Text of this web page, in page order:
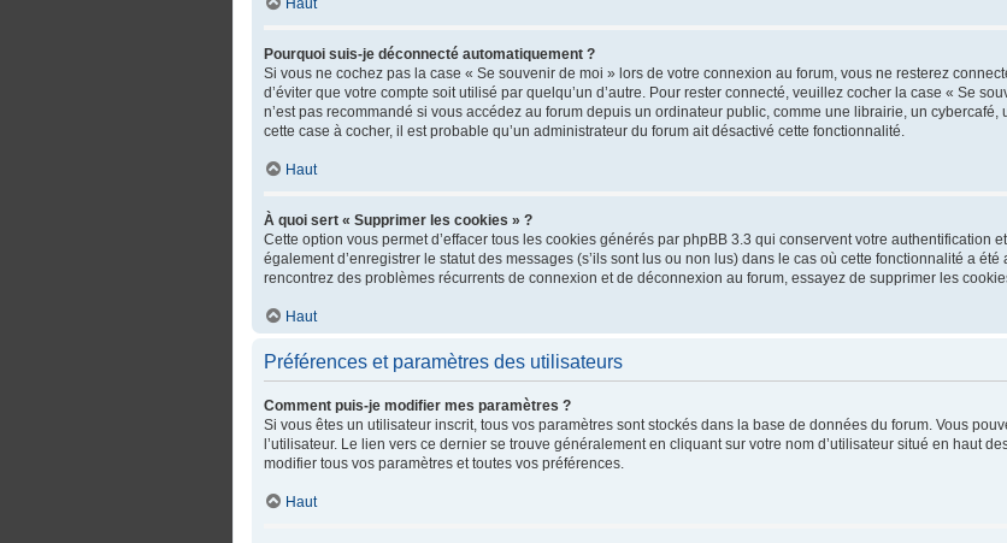
Haut
Pourquoi suis-je déconnecté automatiquement ?
Si vous ne cochez pas la case « Se souvenir de moi » lors de votre connexion au forum, vous ne resterez
d’éviter que votre compte soit utilisé par quelqu’un d’autre. Pour rester connecté, veuillez cocher la case « Se
n’est pas recommandé si vous accédez au forum depuis un ordinateur public, comme une librairie, un cybercafé,
cette case à cocher, il est probable qu’un administrateur du forum ait désactivé cette fonctionnalité.
Haut
À quoi sert « Supprimer les cookies » ?
Cette option vous permet d’effacer tous les cookies générés par phpBB 3.3 qui conservent votre authentification
également d’enregistrer le statut des messages (s’ils sont lus ou non lus) dans le cas où cette fonctionnalité a
rencontrez des problèmes récurrents de connexion et de déconnexion au forum, essayez de supprimer les
Haut
Préférences et paramètres des utilisateurs
Comment puis-je modifier mes paramètres ?
Si vous êtes un utilisateur inscrit, tous vos paramètres sont stockés dans la base de données du forum. Vous
l’utilisateur. Le lien vers ce dernier se trouve généralement en cliquant sur votre nom d’utilisateur situé en haut
modifier tous vos paramètres et toutes vos préférences.
Haut